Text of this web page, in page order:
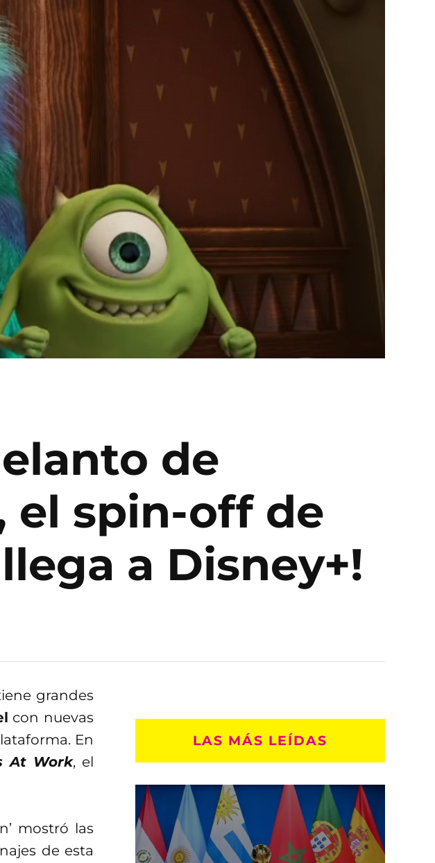
de
el spin-off de
a Disney+!
grandes
con nuevas
En
At Work, el
mostró las
de esta
LAS MÁS LEÍDAS